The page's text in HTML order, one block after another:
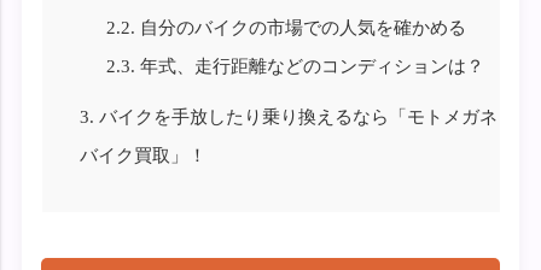
2.2. 自分のバイクの市場での人気を確かめる
2.3. 年式、走行距離などのコンディションは？
3. バイクを手放したり乗り換えるなら「モトメガネ
バイク買取」！